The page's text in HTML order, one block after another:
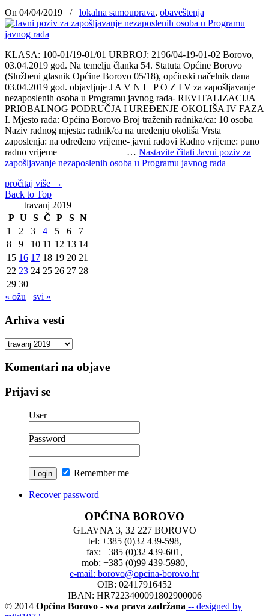
On 04/04/2019 / lokalna samouprava, obaveštenja
KLASA: 100-01/19-01/01 URBROJ: 2196/04-19-01-02 Borovo,
03.04.2019 god. Na temelju članka 54. Statuta Općine Borovo
(Službeni glasnik Općine Borovo 05/18), općinski načelnik dana
03.04.2019 god. objavljuje J A V N I P O Z I V za zapošljavanje
nezaposlenih osoba u Programu javnog rada- REVITALIZACIJA
PRIOBALNOG PODRUČJA I UREĐENJE OKOLIŠA IV FAZA
I. Mjesto rada: Općina Borovo Broj traženih radnika/ca: 10 osoba
Naziv radnog mjesta: radnik/ca na uređenju okoliša Vrsta
zaposlenja: na određeno vrijeme- javni radovi Radno vrijeme: puno
radno vrijeme … Nastavite čitati Javni poziv za
zapošljavanje nezaposlenih osoba u Programu javnog rada
pročitaj više →
Back to Top
travanj 2019
P U S Č P S N
1
2 3 4 5 6
7
8
9 10 11 12 13 14
15 16 17 18 19 20 21
22 23 24 25 26 27 28
29 30
« ožu
svi »
Arhiva vesti
Arhiva
Komentari na objave
Prijavi se
User
Password
Remember me
Recover password
OPĆINA BOROVO
GLAVNA 3, 32 227 BOROVO
tel: +385 (0)32 439-598,
fax: +385 (0)32 439-601,
mob: +385 (0)99 439-5980,
e-mail: borovo@opcina-borovo.hr
OIB: 02417916452
IBAN: HR7223400091802900006
© 2014 Općina Borovo - sva prava zadržana -- designed by